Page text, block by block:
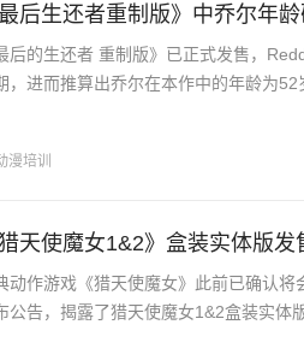
最后生还者重制版》中乔尔年
后的生还者 重制版》已正式发售，
，进而推算出乔尔在本作中的年龄为52
漫培训
猎天使魔女1&2》盒装实体版
动作游戏《猎天使魔女》此前已确认将
公告，揭露了猎天使魔女1&2盒装实体